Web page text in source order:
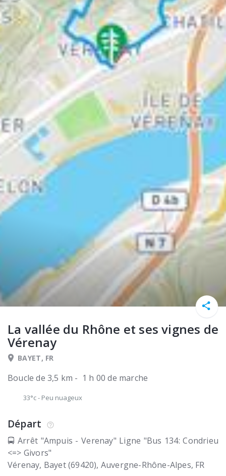
La vallée du Rhône et ses vignes de
Vérenay
BAYET, FR
Boucle de 3,5 km - 1 h 00 de marche
33°c- Peu nuageux
Départ
🚍 Arrêt "Ampuis - Verenay" Ligne "Bus 134: Condrieu
<=> Givors"
Vérenay Bayet (69420) Auvergne-Rhône-Alpes FR